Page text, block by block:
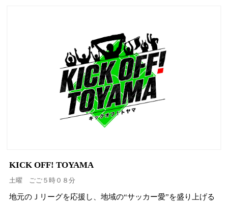
KICK OFF! TOYAMA
土曜 ごご５時０８分
地元のＪリーグを応援し、地域の“サッカー愛”を盛り上げる